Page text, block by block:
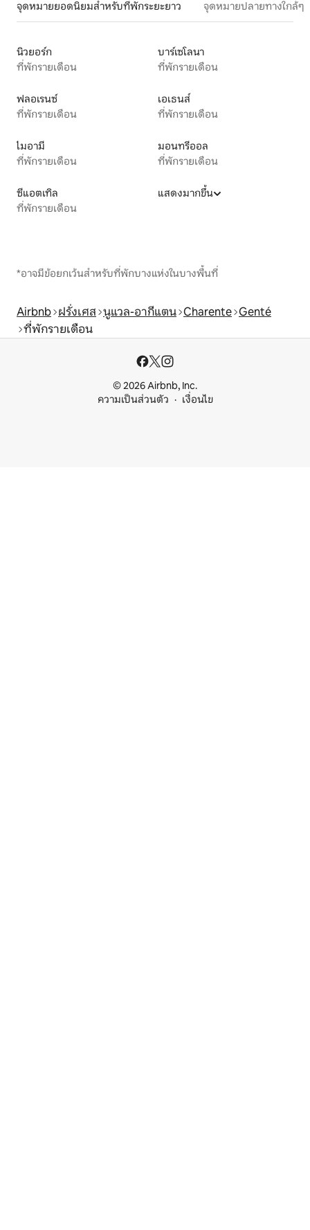
จุดหมายยอดนิยมสำหรับที่พักระยะยาว จุดหมายปลายทางใกล้ๆ
นิวยอร์ก
ที่พักรายเดือน
บาร์เซโลนา
ที่พักรายเดือน
ฟลอเรนซ์
ที่พักรายเดือน
เอเธนส์
ที่พักรายเดือน
ไมอามี
ที่พักรายเดือน
มอนทรีออล
ที่พักรายเดือน
ซีแอตเทิล
ที่พักรายเดือน
แสดงมากขึ้น
*อาจมีข้อยกเว้นสำหรับที่พักบางแห่งในบางพื้นที่
Airbnb ฝรั่งเศส นูแวล-อากีแตน Charente Genté
ที่พักรายเดือน
© 2026 Airbnb, Inc.
ความเป็นส่วนตัว
เงื่อนไข